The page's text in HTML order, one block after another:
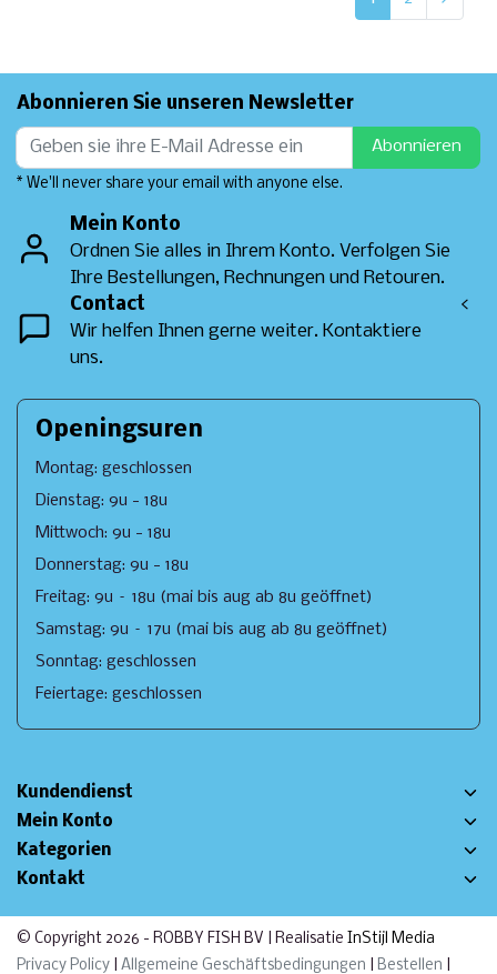
Abonnieren Sie unseren Newsletter
Abonnieren
* We'll never share your email with anyone else.
Mein Konto
Ordnen Sie alles in Ihrem Konto. Verfolgen Sie
Ihre Bestellungen, Rechnungen und Retouren.
Contact
Wir helfen Ihnen gerne weiter. Kontaktiere
uns.
<
Openingsuren
Montag: geschlossen
Dienstag: 9u - 18u
Mittwoch: 9u - 18u
Donnerstag: 9u - 18u
Freitag: 9u – 18u (mai bis aug ab 8u geöffnet)
Samstag: 9u – 17u (mai bis aug ab 8u geöffnet)
Sonntag: geschlossen
Feiertage: geschlossen
Kundendienst
Mein Konto
Kategorien
Kontakt
© Copyright 2026 - ROBBY FISH BV | Realisatie InStijl Media
Privacy Policy
Allgemeine Geschäftsbedingungen Bestellen